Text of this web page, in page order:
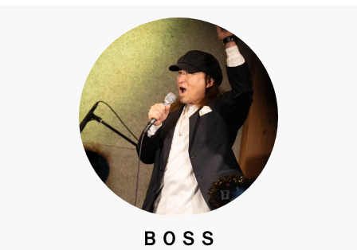
ＢＯＳＳ